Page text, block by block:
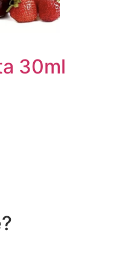
30ml